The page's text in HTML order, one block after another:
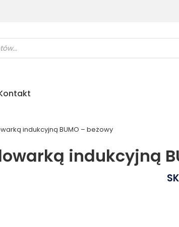
indukcyjną BUMO – beżowy
indukcyjną